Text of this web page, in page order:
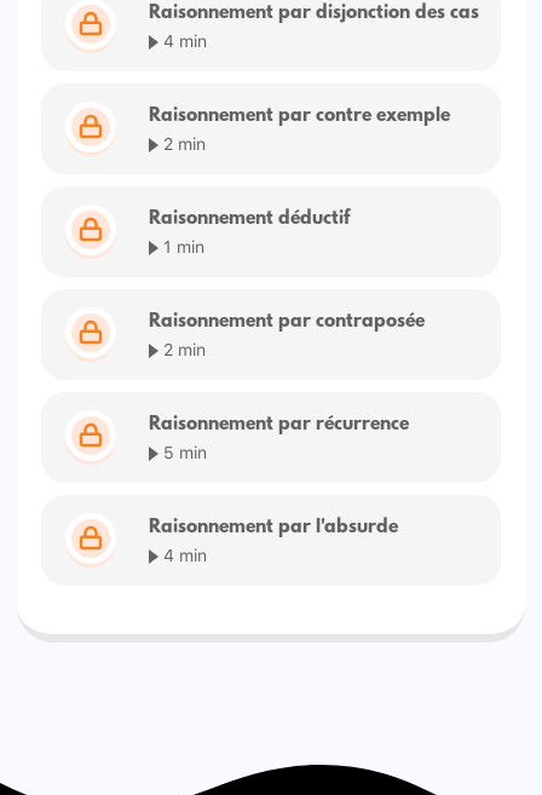
Raisonnement par disjonction des cas
4 min
Raisonnement par contre exemple
2 min
Raisonnement déductif
1 min
Raisonnement par contraposée
2 min
Raisonnement par récurrence
5 min
Raisonnement par l'absurde
4 min